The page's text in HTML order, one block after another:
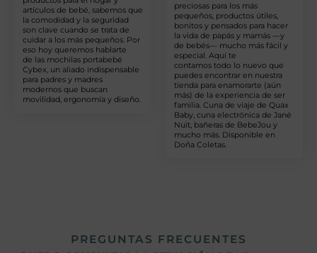
artículos de bebé, sabemos que
la comodidad y la seguridad
son clave cuando se trata de
cuidar a los más pequeños. Por
eso hoy queremos hablarte
de las mochilas portabebé
Cybex, un aliado indispensable
para padres y madres
modernos que buscan
movilidad, ergonomía y diseño.
preciosas para los más
pequeños, productos útiles,
bonitos y pensados para hacer
la vida de papás y mamás —y
de bebés— mucho más fácil y
especial. Aquí te
contamos todo lo nuevo que
puedes encontrar en nuestra
tienda para enamorarte (aún
más) de la experiencia de ser
familia. Cuna de viaje de Quax
Baby, cuna electrónica de Jané
Nuit, bañeras de BebeJou y
mucho más. Disponible en
Doña Coletas.
PREGUNTAS FRECUENTES